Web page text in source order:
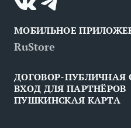
МОБИЛЬНОЕ
RuStore
ДОГОВОР-ПУБЛИЧНАЯ
ВХОД ДЛЯ ПАРТНЁРОВ
ПУШКИНСКАЯ КАРТА